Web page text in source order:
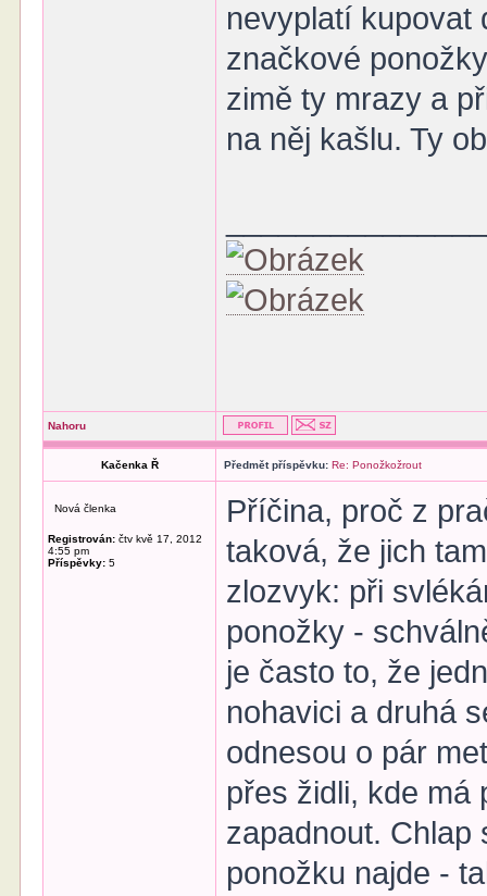
nevyplatí kupovat
značkové
zimě ty mrazy a
na něj kašlu. Ty
Nahoru
Kačenka Ř Předmět příspěvku: Re: Ponožkožrout
Nová členka
Registrován: čtv kvě 17, 2012
4:55 pm
Příspěvky: 5
Příčina, proč z
taková, že jich
zlozvyk: při
ponožky -
je často to, že
nohavici a druhá
odnesou o pár
přes židli, kde má
zapadnout. Chlap
ponožku najde -